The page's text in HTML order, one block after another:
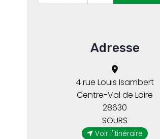
Adresse
4 rue Louis Isambert
SOURS
Centre-Val de Loire
28630
Voir l'itinéraire